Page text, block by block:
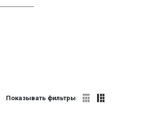
Показывать фильтры